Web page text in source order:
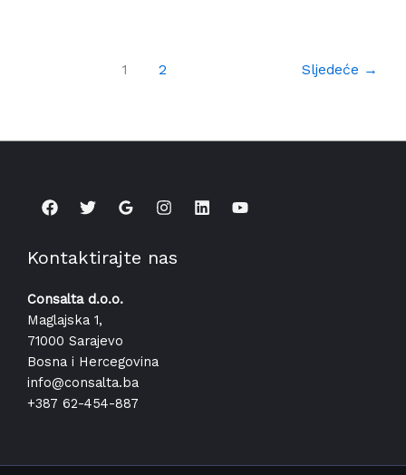
1 2 Sljedeće →
Kontaktirajte nas
Consalta d.o.o.
Maglajska 1,
71000 Sarajevo
Bosna i Hercegovina
info@consalta.ba​
+387 62-454-887